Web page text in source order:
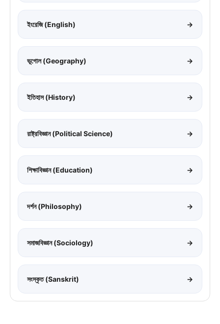
ইংরেজি (English) →
ভূগোল (Geography) →
ইতিহাস (History) →
রাষ্ট্রবিজ্ঞান (Political Science) →
শিক্ষাবিজ্ঞান (Education) →
দর্শন (Philosophy) →
সমাজবিজ্ঞান (Sociology) →
সংস্কৃত (Sanskrit) →